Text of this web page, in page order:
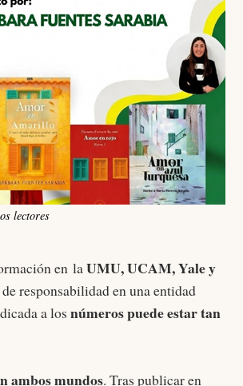
lectores
en laUMU, UCAM, Yale y
responsabilidad en una entidad
a los números puede estar tan
ambos mundos. Tras publicar en